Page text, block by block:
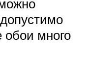
обои много